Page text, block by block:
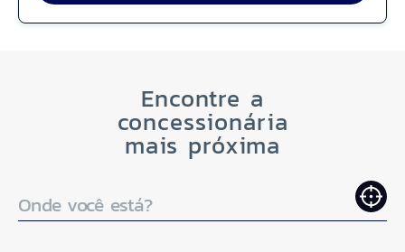
Encontre a
concessionária
mais próxima
Onde você está?